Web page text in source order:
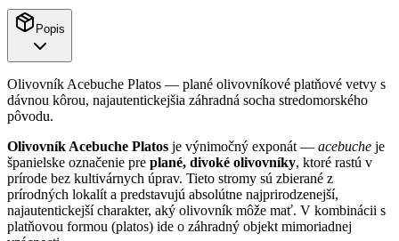
Popis
Olivovník Acebuche Platos — plané olivovníkové platňové vetvy s
dávnou kôrou, najautentickejšia záhradná socha stredomorského
pôvodu.
Olivovník Acebuche Platos je výnimočný exponát — acebuche je
španielske označenie pre plané, divoké olivovníky, ktoré rastú v
prírode bez kultivárnych úprav. Tieto stromy sú zbierané z
prírodných lokalít a predstavujú absolútne najprirodzenejší,
najautentickejší charakter, aký olivovník môže mať. V kombinácii s
platňovou formou (platos) ide o záhradný objekt mimoriadnej